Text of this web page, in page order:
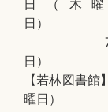
日（木
7月24日
日）
【若林図書
曜日）